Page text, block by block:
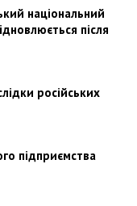
національний
після
російських
підприємства